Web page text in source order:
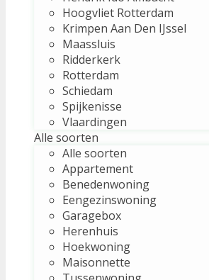
Hoogvliet Rotterdam
Krimpen Aan Den IJssel
Maassluis
Ridderkerk
Rotterdam
Schiedam
Spijkenisse
Vlaardingen
Alle soorten
Alle soorten
Appartement
Benedenwoning
Eengezinswoning
Garagebox
Herenhuis
Hoekwoning
Maisonnette